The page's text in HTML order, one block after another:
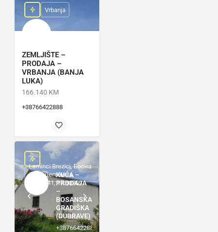
ZEMLJIŠTE –
PRODAJA –
VRBANJA (BANJA
LUKA)
166.140 KM
+38766422888
Vrbanja
KUĆA –
PRODAJA
–
BOSANSKA
GRADIŠKA
(DUBRAVE)
+38766422888
Laminci Brezici, Босна
и Херцеговина,
45.11141, 17.30709